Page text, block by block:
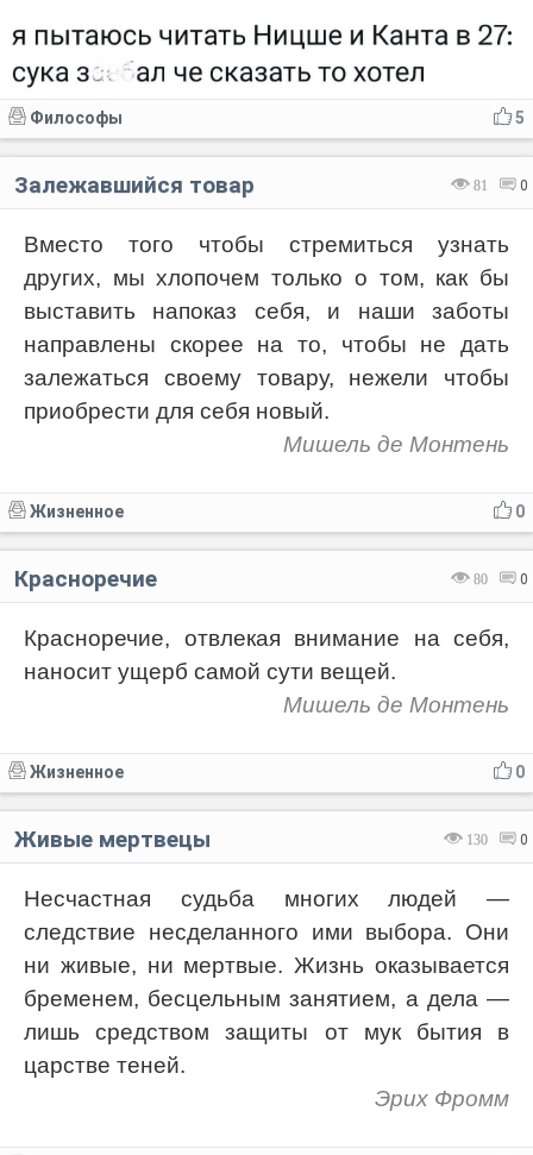
5
Философы
81 0
Залежавшийся товар
Вместо того чтобы стремиться узнать
других, мы хлопочем только о том, как бы
выставить напоказ себя, и наши заботы
направлены скорее на то, чтобы не дать
залежаться своему товару, нежели чтобы
приобрести для себя новый.
Мишель де Монтень
0
Жизненное
80 0
Красноречие
Красноречие, отвлекая внимание на себя,
наносит ущерб самой сути вещей.
Мишель де Монтень
0
Жизненное
130 0
Живые мертвецы
Несчастная судьба многих людей —
следствие несделанного ими выбора. Они
ни живые, ни мертвые. Жизнь оказывается
бременем, бесцельным занятием, а дела —
лишь средством защиты от мук бытия в
царстве теней.
Эрих Фромм